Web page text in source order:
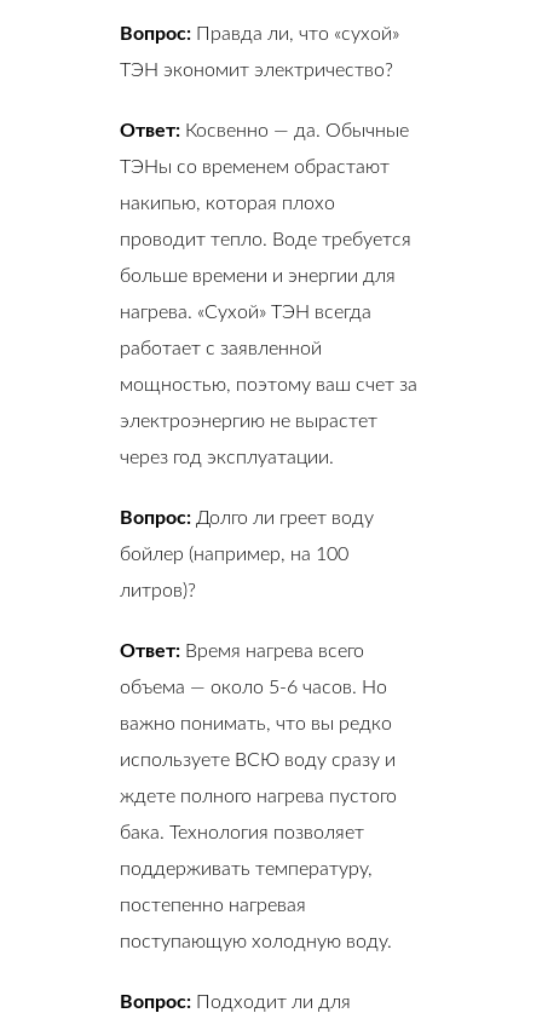
Вопрос: Правда ли, что «сухой»
ТЭН экономит электричество?
Ответ: Косвенно — да. Обычные
ТЭНы со временем обрастают
накипью, которая плохо
проводит тепло. Воде требуется
больше времени и энергии для
нагрева. «Сухой» ТЭН всегда
работает с заявленной
мощностью, поэтому ваш счет за
электроэнергию не вырастет
через год эксплуатации.
Вопрос: Долго ли греет воду
бойлер (например, на 100
литров)?
Ответ: Время нагрева всего
объема — около 5-6 часов. Но
важно понимать, что вы редко
используете ВСЮ воду сразу и
ждете полного нагрева пустого
бака. Технология позволяет
поддерживать температуру,
постепенно нагревая
поступающую холодную воду.
Вопрос: Подходит ли для